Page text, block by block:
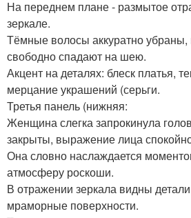
На переднем плане - размытое
зеркале.
Тёмные волосы аккуратно убраны,
свободно спадают на шею.
Акцент на деталях: блеск платья,
мерцание украшений (серьги.
Третья панель (нижняя:
Женщина слегка запрокинула
закрыты, выражение лица
Она словно наслаждается
атмосферу роскоши.
В отражении зеркала видны
мраморные поверхности.